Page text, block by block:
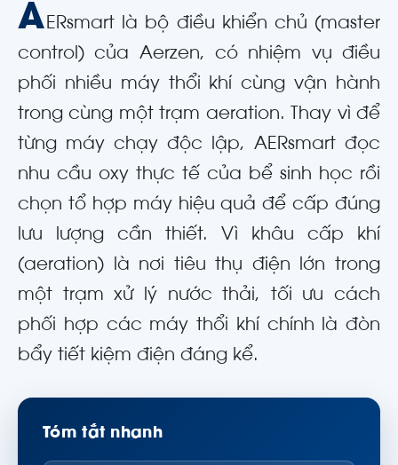
A ERsmart là bộ điều khiển chủ (master
control) của Aerzen, có nhiệm vụ điều
phối nhiều máy thổi khí cùng vận hành
trong cùng một trạm aeration. Thay vì để
từng máy chạy độc lập, AERsmart đọc
nhu cầu oxy thực tế của bể sinh học rồi
chọn tổ hợp máy hiệu quả để cấp đúng
lưu lượng cần thiết. Vì khâu cấp khí
(aeration) là nơi tiêu thụ điện lớn trong
một trạm xử lý nước thải, tối ưu cách
phối hợp các máy thổi khí chính là đòn
bẩy tiết kiệm điện đáng kể.
Tóm tắt nhanh